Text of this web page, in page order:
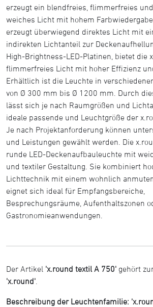
erzeugt ein blendfreies, flimmerfreies
weiches Licht mit hohem
erzeugt überwiegend direktes Licht mit
indirekten Lichtanteil zur
High-Brightness-LED-Platinen, bietet die
flimmerfreies Licht mit hoher Effizienz
Erhältlich ist die Leuchte in
von Ø 300 mm bis Ø 1200 mm. Durch
lässt sich je nach Raumgrößen und
ideale passende und Leuchtgröße der
Je nach Projektanforderung können
und Leistungen gewählt werden. Die
runde LED-Deckenaufbauleuchte mit
und textiler Gestaltung. Sie kombiniert
Lichttechnik mit einem wohnlich
eignet sich ideal für Empfangsbereiche,
Besprechungsräume, Aufenthaltszonen
Gastronomieanwendungen.
Der Artikel 'x.round textil A 750' gehört
'x.round'
Beschreibung der Leuchtenfamilie: